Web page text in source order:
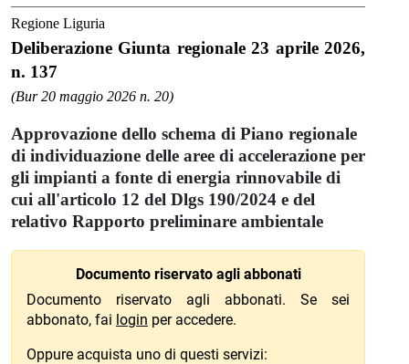
Regione Liguria
Deliberazione Giunta regionale 23 aprile 2026,
n. 137
(Bur 20 maggio 2026 n. 20)
Approvazione dello schema di Piano regionale
di individuazione delle aree di accelerazione per
gli impianti a fonte di energia rinnovabile di
cui all'articolo 12 del Dlgs 190/2024 e del
relativo Rapporto preliminare ambientale
Documento riservato agli abbonati
Documento riservato agli abbonati. Se sei
abbonato, fai login per accedere.
Oppure acquista uno di questi servizi: